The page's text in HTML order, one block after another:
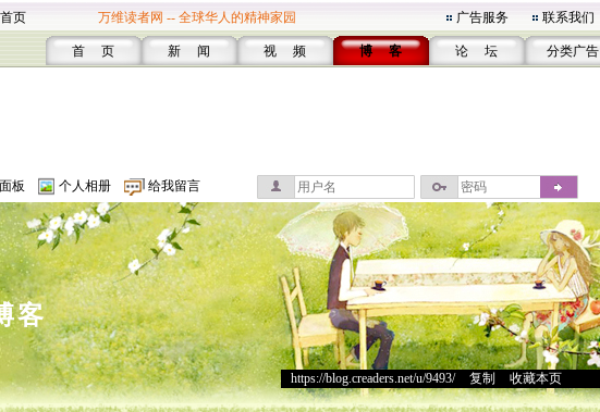
页 万维读者网 -- 全球华人的精神家园 广告服务 联系我们
首 页 新 闻 视 频 博 客 论 坛 分类广告
板 个人相册 给我留言
客
https://blog.creaders.net/u/9493/> 复制 收藏本页